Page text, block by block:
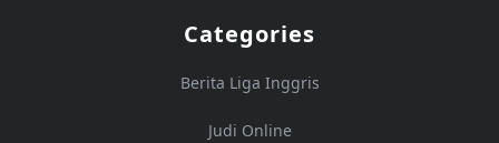
Categories
Berita Liga Inggris
Judi Online